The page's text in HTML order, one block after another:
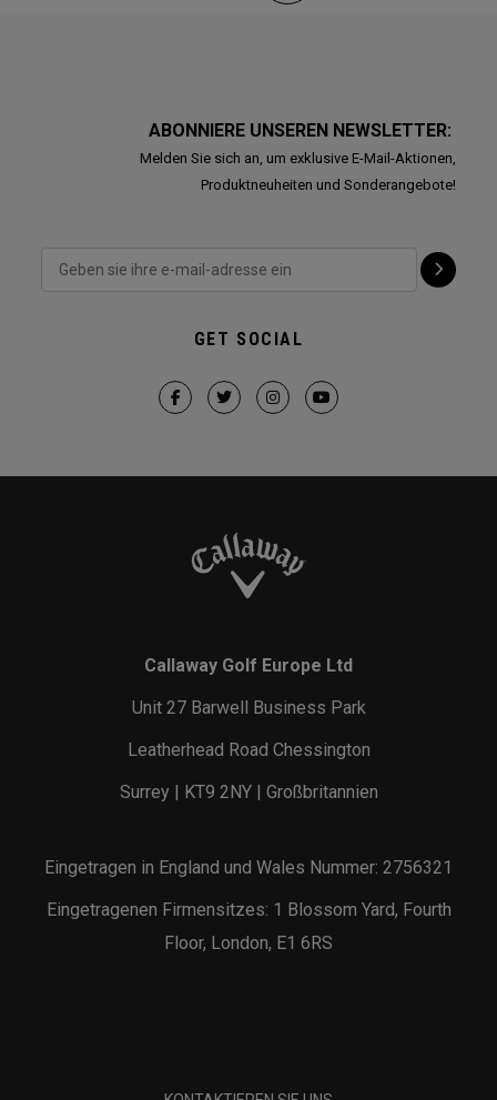
ABONNIERE UNSEREN NEWSLETTER:
Melden Sie sich an, um exklusive E-Mail-Aktionen,
Produktneuheiten und Sonderangebote!
GET SOCIAL
Callaway Golf Europe Ltd
Unit 27 Barwell Business Park
Leatherhead Road Chessington
Surrey | KT9 2NY | Großbritannien
Eingetragen in England und Wales Nummer: 2756321
Eingetragenen Firmensitzes: 1 Blossom Yard, Fourth
Floor, London, E1 6RS